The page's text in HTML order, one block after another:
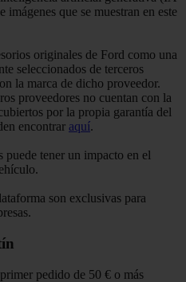
imágenes que se muestran en este
originales de Ford como una
seleccionados de terceros
la marca de dicho proveedor.
proveedores no cuentan con la
por la propia garantía del
encontrar aquí.
puede tener un impacto en el
son exclusivas para
pedido de 50 € o más